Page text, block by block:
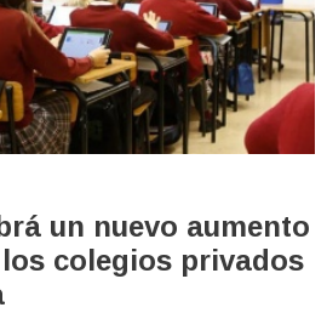
un nuevo aumento
colegios privados